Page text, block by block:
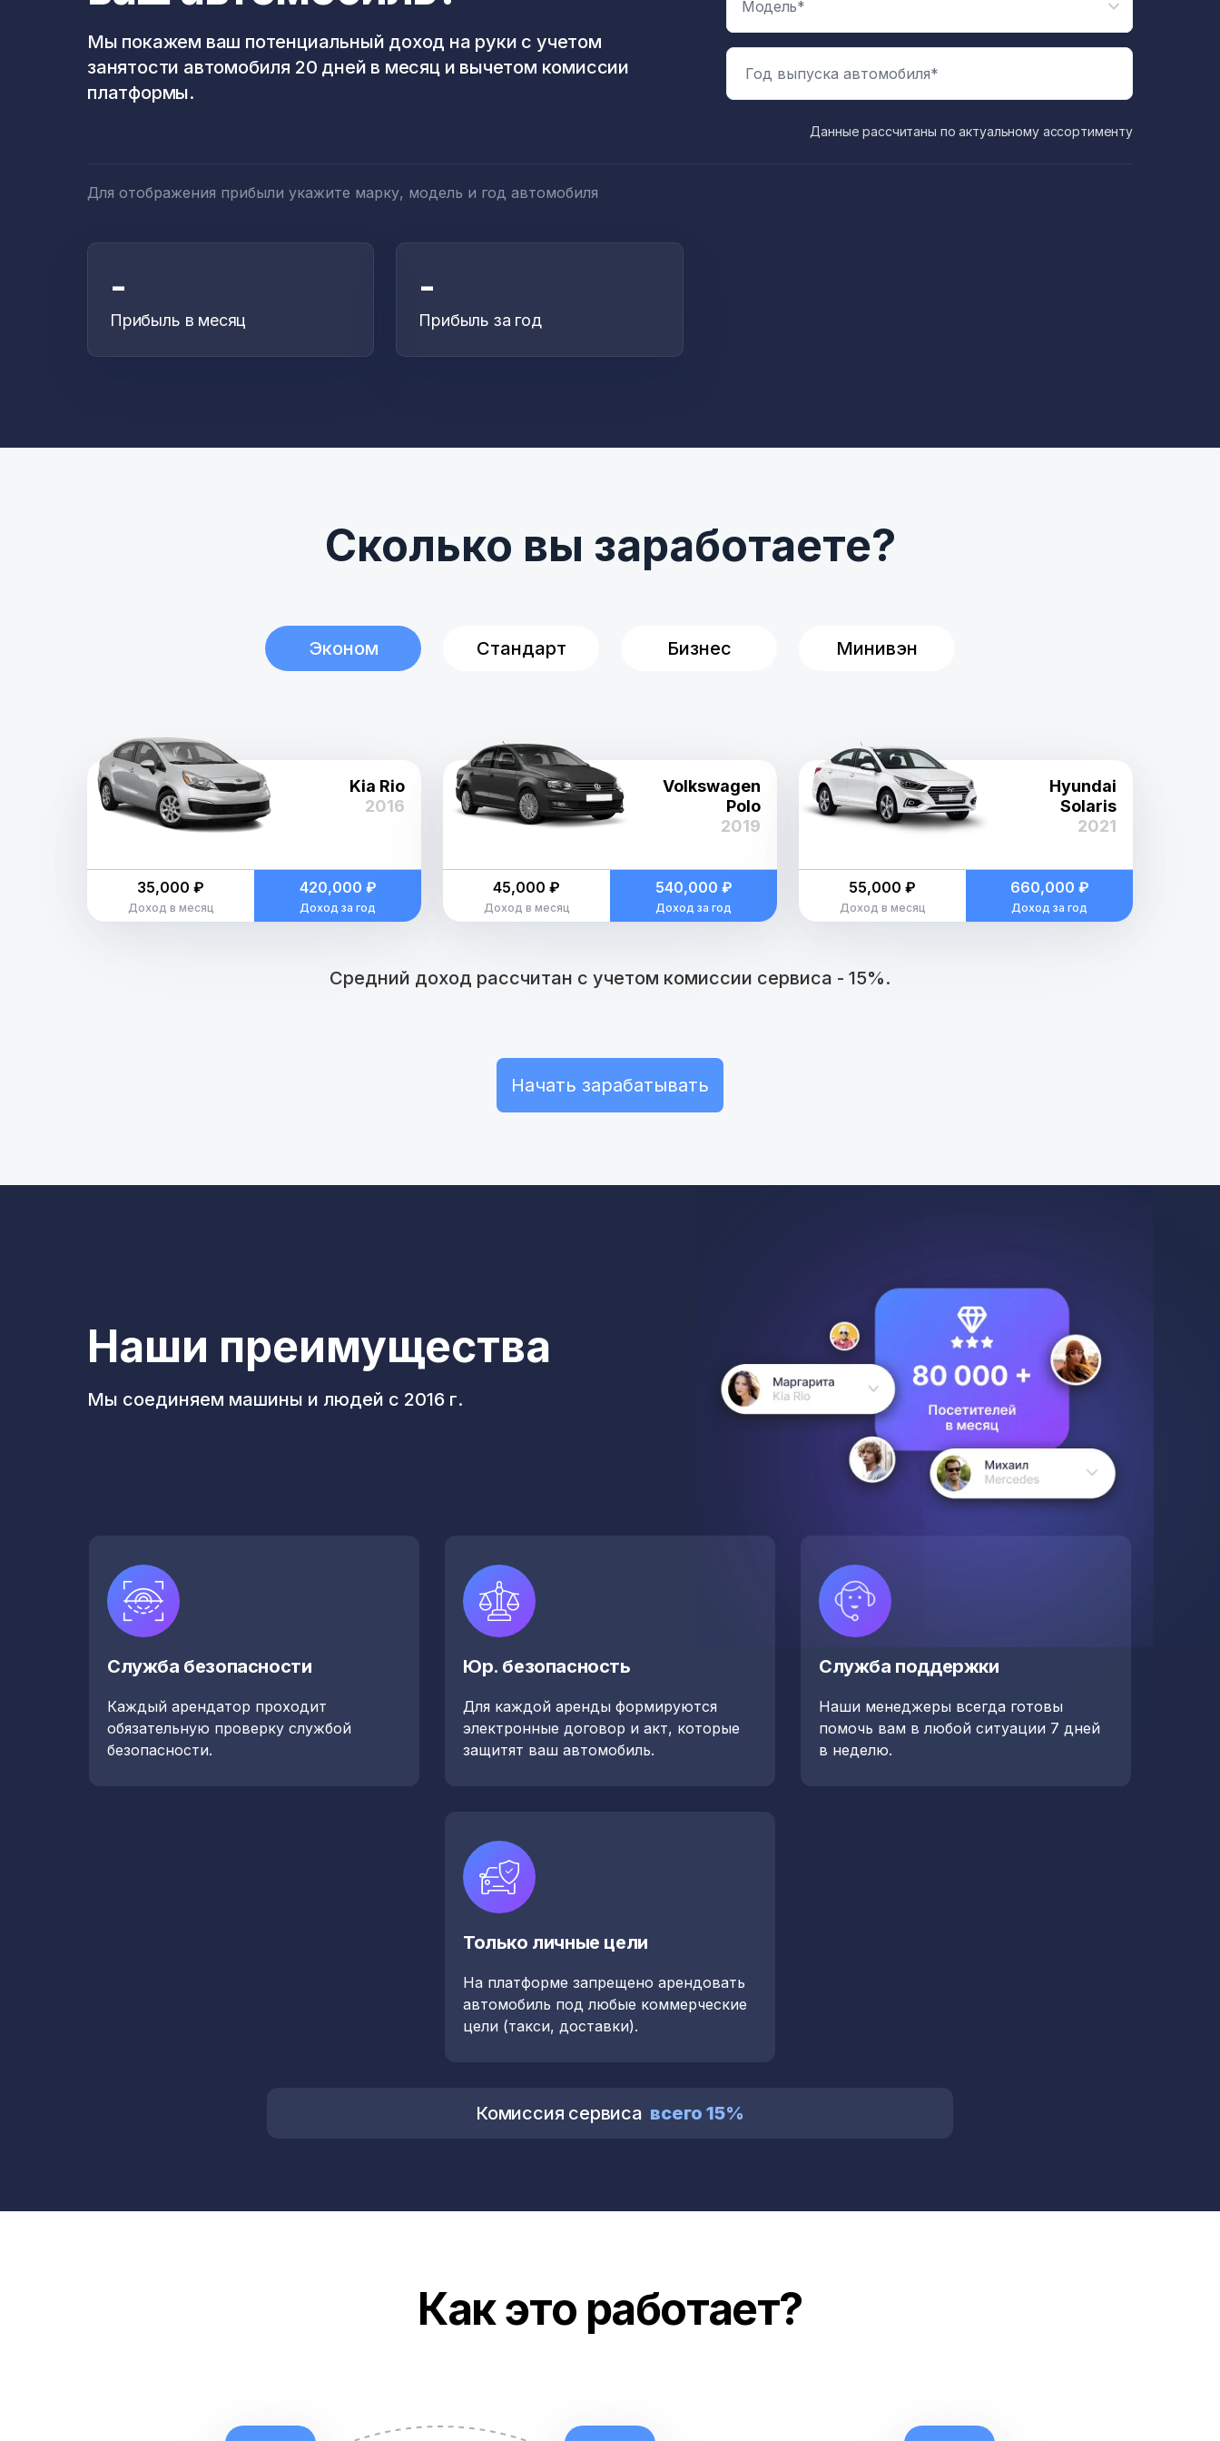
Мы покажем ваш потенциальный доход на руки с учетом
занятости автомобиля 20 дней в месяц и вычетом комиссии
платформы.
Год выпуска автомобиля*
Данные рассчитаны по актуальному ассортименту
Для отображения прибыли укажите марку, модель и год автомобиля
-
Прибыль в месяц
-
Прибыль за год
Сколько вы заработаете?
Эконом Стандарт Бизнес Минивэн
Kia Rio
2016
35,000 ₽
Доход в месяц
420,000 ₽
Доход за год
Volkswagen
Polo
2019
45,000 ₽
Доход в месяц
540,000 ₽
Доход за год
Hyundai
Solaris
2021
55,000 ₽
Доход в месяц
660,000 ₽
Доход за год
Средний доход рассчитан с учетом комиссии сервиса - 15%.
Начать зарабатывать
Наши преимущества
Мы соединяем машины и людей с 2016 г.
Служба безопасности
Каждый арендатор проходит
обязательную проверку службой
безопасности.
Юр. безопасность
Для каждой аренды формируются
электронные договор и акт, которые
защитят ваш автомобиль.
Служба поддержки
Наши менеджеры всегда готовы
помочь вам в любой ситуации 7 дней
в неделю.
Только личные цели
На платформе запрещено арендовать
автомобиль под любые коммерческие
цели (такси, доставки).
Комиссия сервиса всего 15%
Как это работает?